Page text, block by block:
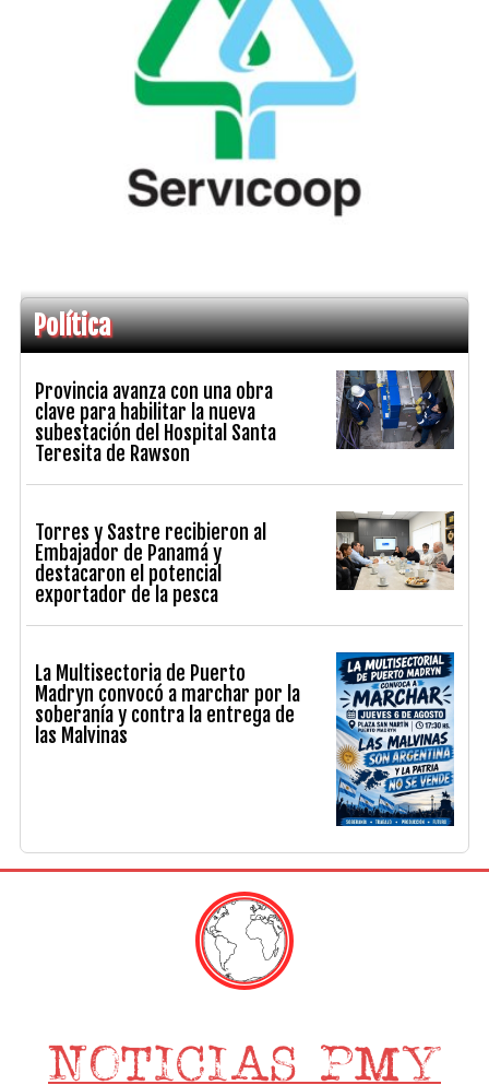
Política
Provincia avanza con una obra
clave para habilitar la nueva
subestación del Hospital Santa
Teresita de Rawson
Torres y Sastre recibieron al
Embajador de Panamá y
destacaron el potencial
exportador de la pesca
La Multisectoria de Puerto
Madryn convocó a marchar por la
soberanía y contra la entrega de
las Malvinas